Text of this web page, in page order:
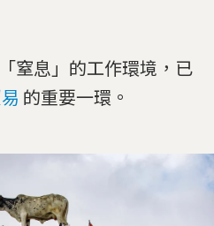
窒息」的工作環境，已
的重要一環。